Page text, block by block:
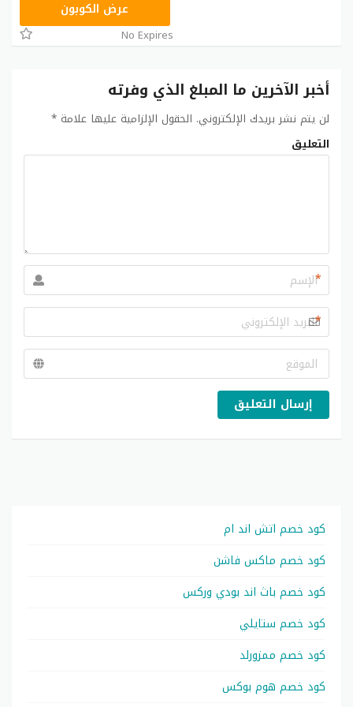
عرض الكوبون
No Expires
أخبر الآخرين ما المبلغ الذي وفرته
لن يتم نشر بريدك الإلكتروني. الحقول الإلزامية عليها علامة *
التعليق
*
*
إرسال التعليق
كود خصم اتش اند ام
كود خصم ماكس فاشن
كود خصم باث اند بودي وركس
كود خصم ستايلي
كود خصم ممزورلد
كود خصم هوم بوكس